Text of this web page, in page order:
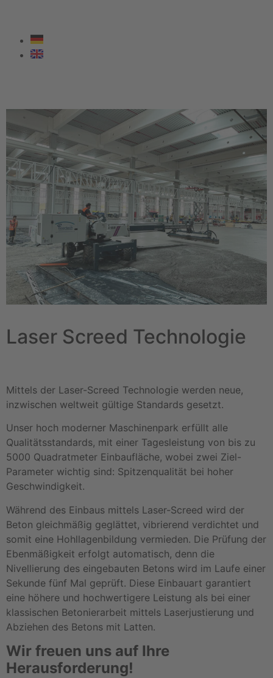
Laser Screed Technologie
Mittels der Laser-Screed Technologie werden neue,
inzwischen weltweit gültige Standards gesetzt.
Unser hoch moderner Maschinenpark erfüllt alle
Qualitätsstandards, mit einer Tagesleistung von bis zu
5000 Quadratmeter Einbaufläche, wobei zwei Ziel-
Parameter wichtig sind: Spitzenqualität bei hoher
Geschwindigkeit.
Während des Einbaus mittels Laser-Screed wird der
Beton gleichmäßig geglättet, vibrierend verdichtet und
somit eine Hohllagenbildung vermieden. Die Prüfung der
Ebenmäßigkeit erfolgt automatisch, denn die
Nivellierung des eingebauten Betons wird im Laufe einer
Sekunde fünf Mal geprüft. Diese Einbauart garantiert
eine höhere und hochwertigere Leistung als bei einer
klassischen Betonierarbeit mittels Laserjustierung und
Abziehen des Betons mit Latten.
Wir freuen uns auf Ihre
Herausforderung!